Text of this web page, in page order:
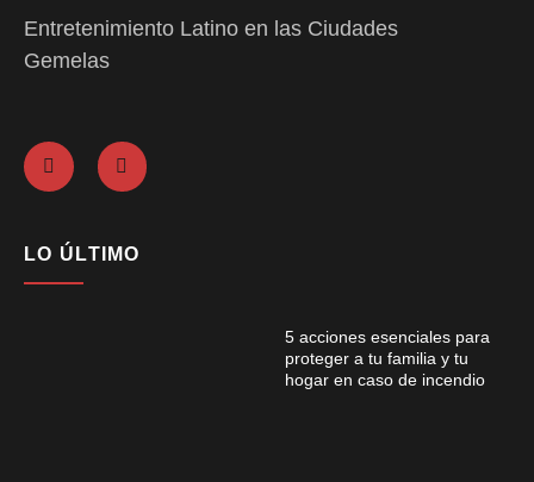
Entretenimiento Latino en las Ciudades
Gemelas
LO ÚLTIMO
5 acciones esenciales para
proteger a tu familia y tu
hogar en caso de incendio